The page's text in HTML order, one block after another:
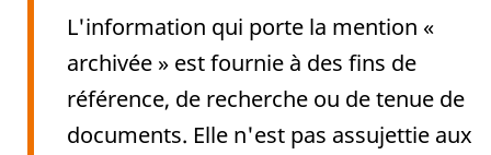
L'information qui porte la mention «
archivée » est fournie à des fins de
référence, de recherche ou de tenue de
documents. Elle n'est pas assujettie aux